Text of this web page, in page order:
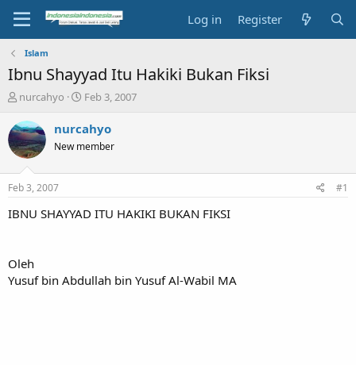
Log in Register
Islam
Ibnu Shayyad Itu Hakiki Bukan Fiksi
T
r
e
a
s
t
a
r
nurcahyo
S
a
t
e
Feb 3, 2007
nurcahyo
New member
Feb 3, 2007 #1
IBNU SHAYYAD ITU HAKIKI BUKAN FIKSI
Oleh
Yusuf bin Abdullah bin Yusuf Al-Wabil MA